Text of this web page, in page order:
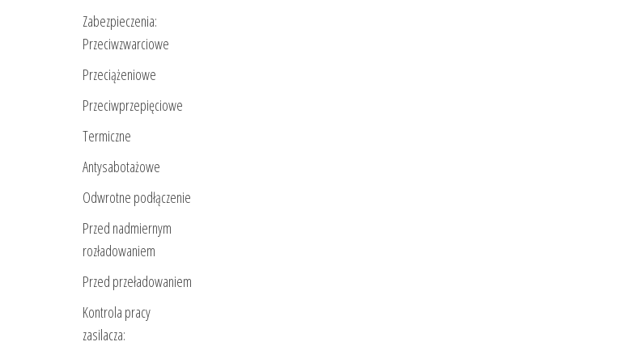
Zabezpieczenia:
Przeciwzwarciowe
Przeciążeniowe
Przeciwprzepięciowe
Termiczne
Antysabotażowe
Odwrotne podłączenie
Przed nadmiernym
rozładowaniem
Przed przeładowaniem
Kontrola pracy
zasilacza: